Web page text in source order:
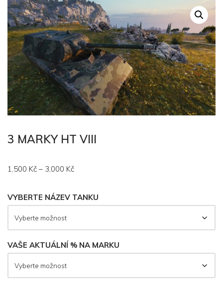
3 MARKY HT VIII
1,500 Kč – 3,000 Kč
VYBERTE NÁZEV TANKU
VAŠE AKTUÁLNÍ % NA MARKU